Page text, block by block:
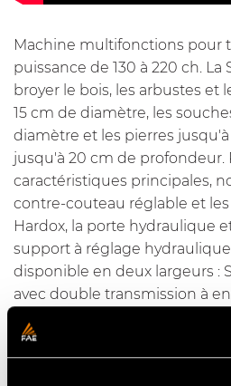
Machine multifonctions pour
puissance de 130 à 220 ch. La
broyer le bois, les arbustes et
15 cm de diamètre, les
diamètre et les pierres
jusqu'à 20 cm de profondeur.
caractéristiques principales,
contre-couteau réglable et
Hardox, la porte hydraulique
support à réglage hydraulique
disponible en deux largeurs :
avec double transmission à
CARACTÉRISTIQUES